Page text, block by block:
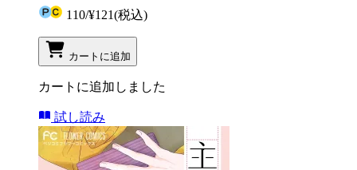
110/¥121(税込)
カートに追加
カートに追加しました
試し読み